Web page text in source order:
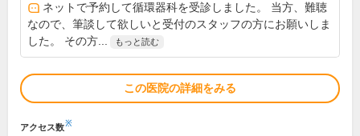
ネットで予約して循環器科を受診しました。 当方、難聴
なので、筆談して欲しいと受付のスタッフの方にお願いしま
した。 その方...
もっと読む
この医院の詳細をみる
アクセス数※